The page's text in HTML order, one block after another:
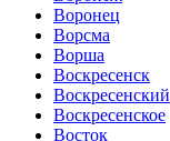
Воронец
Ворсма
Ворша
Воскресенск
Воскресенский
Воскресенское
Восток